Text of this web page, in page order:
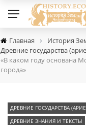
Главная › История
Древние государства
«В каком году основана
города»
ДРЕВНИЕ ГОСУДАРСТВА
ДРЕВНИЕ ЗНАНИЯ И ТЕКСТЫ